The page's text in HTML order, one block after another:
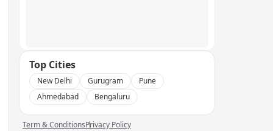
Top Cities
New Delhi Gurugram
Pune
Ahmedabad
Bengaluru
Term & ConditionsPrivacy Policy